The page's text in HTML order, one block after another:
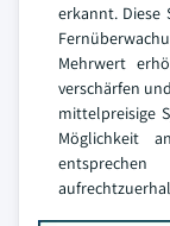
erkannt. Diese
Mehrwert
verschärfen
mittelpreisige
Möglichkeit